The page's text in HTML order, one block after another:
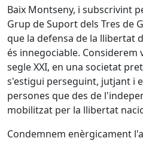
Baix Montseny, i subscrivint
Grup de Suport dels Tres de
que la defensa de la llibertat
és innegociable. Considerem
segle XXI, en una societat
s'estigui perseguint, jutjant i
persones que des de
mobilitzat per la llibertat
Condemnem enèrgicament